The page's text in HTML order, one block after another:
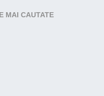
MAI CAUTATE